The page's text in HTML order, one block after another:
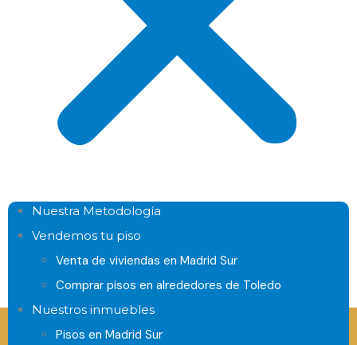
Nuestra Metodología
Vendemos tu piso
Venta de viviendas en Madrid Sur
Comprar pisos en alrededores de Toledo
Nuestros inmuebles
Pisos en Madrid Sur
Consigue hasta el 100% de tu hipoteca